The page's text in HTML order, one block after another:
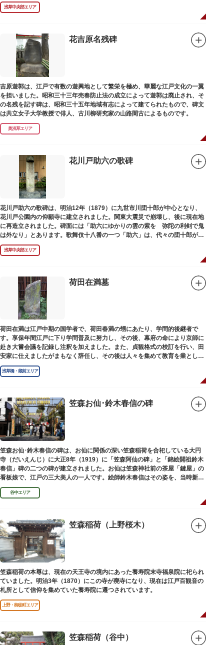
浅草中央部エリア
花吉原名残碑
吉原遊郭は、江戸で有数の遊興地として繁栄を極め、華麗な江戸文化の一翼
を担いました。昭和三十三年売春防止法の成立によって遊郭は廃止され、そ
の名残を記す碑は、昭和三十五年地域有志によって建てられたもので、碑文
は共立女子大学教授で俳人、古川柳研究家の山路閑古によるものです。
奥浅草エリア
花川戸助六の歌碑
花川戸助六の歌碑は、明治12年（1879）に九世市川団十郎が中心となり、
花川戸公園内の仰願寺に建立されました。関東大震災で崩壊し、後に現在地
に再造立されました。碑面には「助六にゆかりの雲の紫を 弥陀の利剣で鬼
は外なり」とあります。歌舞伎十八番の一つ「助六」は、代々の団十郎が伝
えていますが、助六の実像は不明です。
浅草中央部エリア
荷田在満墓
荷田在満は江戸中期の国学者で、荷田春満の甥にあたり、学問的後継者で
す。享保年間江戸に下り学問普及に努力し、その後、幕府の命により京師に
赴き大嘗会議を記録し注釈を加えました。また、貞観格式の校訂を行い、田
安家に仕えましたがまもなく辞任し、その後は人々を集めて教育を業としま
した。お墓は金竜寺（きんりゅうじ）境内にあります。
浅草橋・蔵前エリア
笠森お仙･鈴木春信の碑
笠森お仙･鈴木春信の碑は、お仙に関係の深い笠森稲荷を合祀している大円
寺（だいえんじ）に大正8年（1919）に「笠森阿仙の碑」と「錦絵開祖鈴木
春信」碑の二つの碑が建立されました。お仙は笠森神社前の茶屋「鍵屋」の
看板娘で、江戸の三大美人の一人です。絵師鈴木春信はその姿を、当時新し
い絵画様式である多色刷り版画「錦絵」に描きました。
谷中エリア
笠森稲荷（上野桜木）
笠森稲荷の本尊は、現在の天王寺の境内にあった養寿院末寺福泉院に祀られ
ていました。明治3年（1870）にこの寺が廃寺になり、現在は江戸百観音の
札所として信仰を集めていた養寿院に遷つされています。
上野・御徒町エリア
笠森稲荷（谷中）